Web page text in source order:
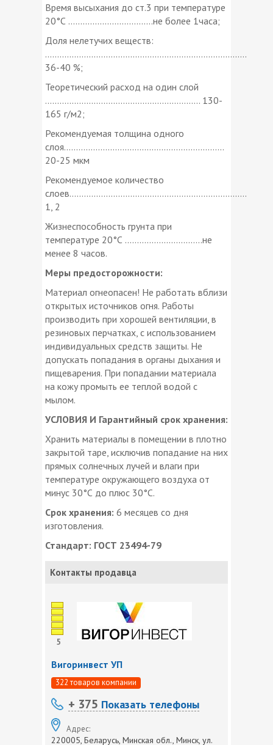
Время высыхания до ст.3 при температуре
20°С ...................................не более 1часа;
Доля нелетучих веществ:
...................................................................................
36-40 %;
Теоретический расход на один слой
................................................................ 130-
165 г/м2;
Рекомендуемая толщина одного
слоя..................................................................
20-25 мкм
Рекомендуемое количество
слоев.........................................................................
1, 2
Жизнеспособность грунта при
температуре 20°С ................................не
менее 8 часов.
Меры предосторожности:
Материал огнеопасен! Не работать вблизи
открытых источников огня. Работы
производить при хорошей вентиляции, в
резиновых перчатках, с использованием
индивидуальных средств защиты. Не
допускать попадания в органы дыхания и
пищеварения. При попадании материала
на кожу промыть ее теплой водой с
мылом.
УСЛОВИЯ И Гарантийный срок хранения:
Хранить материалы в помещении в плотно
закрытой таре, исключив попадание на них
прямых солнечных лучей и влаги при
температуре окружающего воздуха от
минус 30°С до плюс 30°С.
Срок хранения: 6 месяцев со дня
изготовления.
Стандарт: ГОСТ 23494-79
Контакты продавца
5
Вигоринвест УП
322 товаров компании
+ 375 Показать телефоны
Адрес:
220005, Беларусь, Минская обл., Минск, ул.